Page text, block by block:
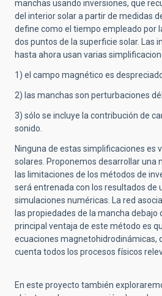
manchas usando inversiones, que
del interior solar a partir de medidas
define como el tiempo empleado por
dos puntos de la superficie solar. Las
hasta ahora usan varias
1) el campo magnético es
2) las manchas son perturbaciones
3) sólo se incluye la contribución de
sonido.
Ninguna de estas simplificaciones es
solares. Proponemos desarrollar una
las limitaciones de los métodos de
será entrenada con los resultados de
simulaciones numéricas. La red
las propiedades de la mancha debajo
principal ventaja de este método es
ecuaciones magnetohidrodinámicas,
cuenta todos los procesos físicos
En este proyecto también